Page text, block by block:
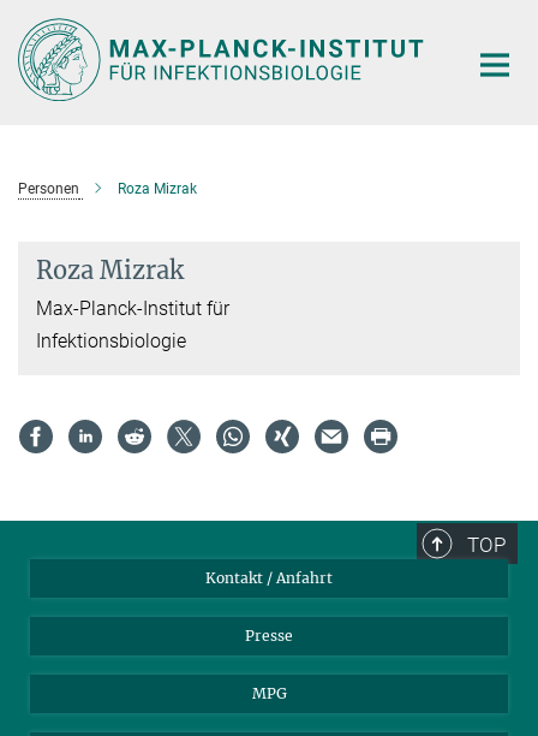
Hauptinhalt
Personen Roza Mizrak
Roza Mizrak
Max-Planck-Institut für
Infektionsbiologie
TOP
Kontakt / Anfahrt
Presse
MPG